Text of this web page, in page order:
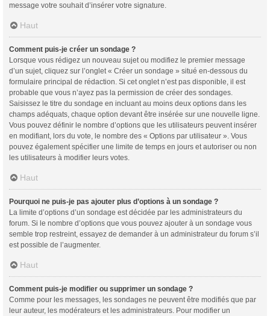
message votre souhait d’insérer votre signature.
Haut
Comment puis-je créer un sondage ?
Lorsque vous rédigez un nouveau sujet ou modifiez le premier message
d’un sujet, cliquez sur l’onglet « Créer un sondage » situé en-dessous du
formulaire principal de rédaction. Si cet onglet n’est pas disponible, il est
probable que vous n’ayez pas la permission de créer des sondages.
Saisissez le titre du sondage en incluant au moins deux options dans les
champs adéquats, chaque option devant être insérée sur une nouvelle ligne.
Vous pouvez définir le nombre d’options que les utilisateurs peuvent insérer
en modifiant, lors du vote, le nombre des « Options par utilisateur ». Vous
pouvez également spécifier une limite de temps en jours et autoriser ou non
les utilisateurs à modifier leurs votes.
Haut
Pourquoi ne puis-je pas ajouter plus d’options à un sondage ?
La limite d’options d’un sondage est décidée par les administrateurs du
forum. Si le nombre d’options que vous pouvez ajouter à un sondage vous
semble trop restreint, essayez de demander à un administrateur du forum s’il
est possible de l’augmenter.
Haut
Comment puis-je modifier ou supprimer un sondage ?
Comme pour les messages, les sondages ne peuvent être modifiés que par
leur auteur, les modérateurs et les administrateurs. Pour modifier un